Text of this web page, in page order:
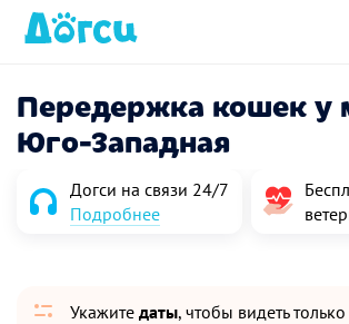
Передержка кошек у
Юго-Западная
Догси на связи 24/7
Подробнее
Укажите даты, чтобы видеть